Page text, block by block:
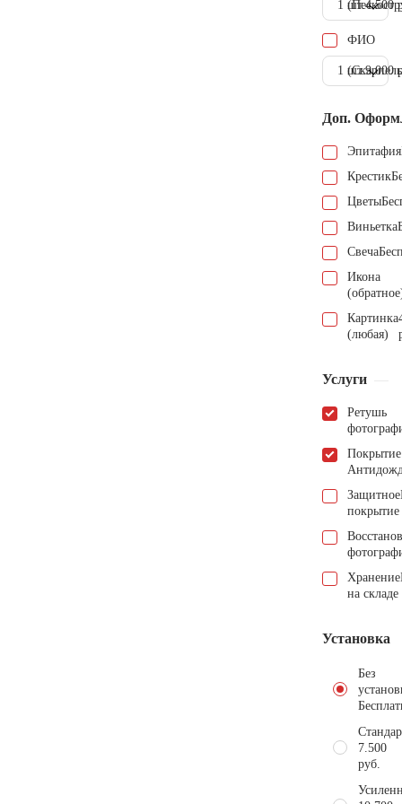
1 шт.4.500
ФИО
1 шт.9.000
Доп.
Эпитафия
Крестик
Цветы
Виньетка
Свеча
Икона
Картинка
(любая)
Услуги
Ретушь
Покрытие
Защитное
покрытие
Хранение
на складе
Установка
Без
7.500
руб.